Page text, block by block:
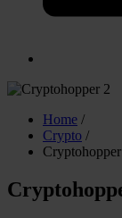
Home /
Crypto /
Cryptohopper